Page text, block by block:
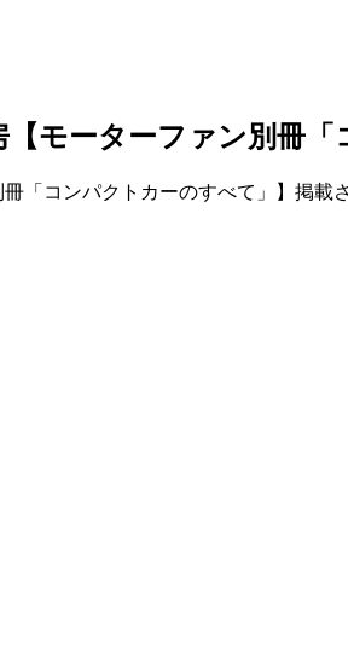
モーターファン別冊「
コンパクトカーのすべて」】掲載さ